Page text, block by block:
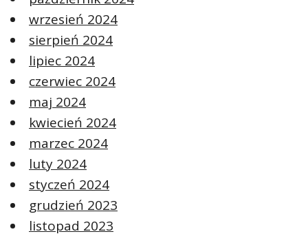
wrzesień 2024
sierpień 2024
lipiec 2024
czerwiec 2024
maj 2024
kwiecień 2024
marzec 2024
luty 2024
styczeń 2024
grudzień 2023
listopad 2023